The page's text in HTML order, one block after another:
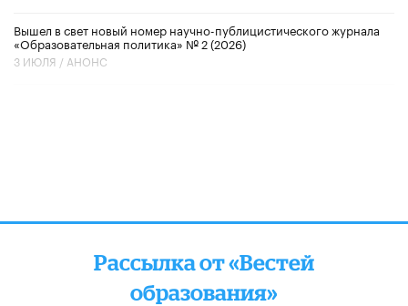
Вышел в свет новый номер научно-публицистического журнала
«Образовательная политика» № 2 (2026)
3 ИЮЛЯ / АНОНС
Рассылка от «Вестей
образования»